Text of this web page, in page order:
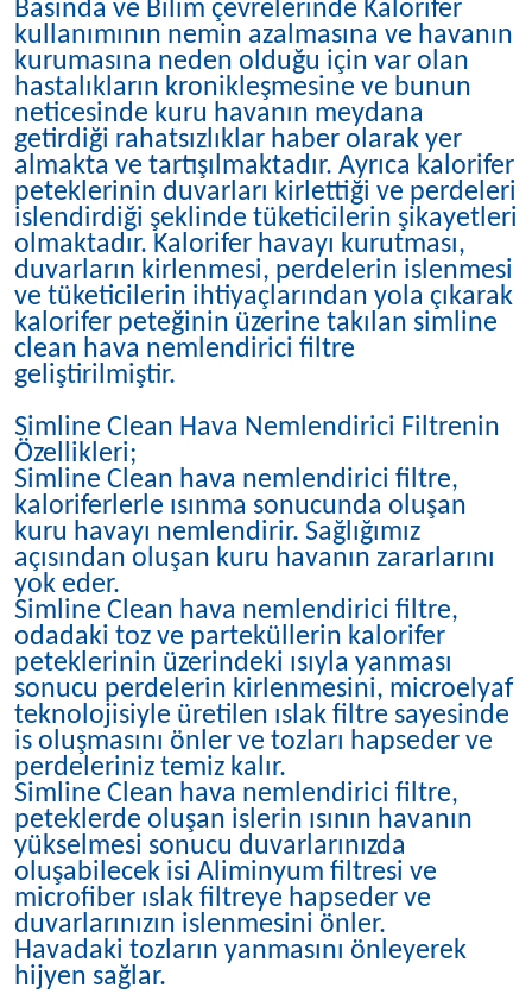
Basında ve Bilim çevrelerinde Kalorifer
kullanımının nemin azalmasına ve havanın
kurumasına neden olduğu için var olan
hastalıkların kronikleşmesine ve bunun
neticesinde kuru havanın meydana
getirdiği rahatsızlıklar haber olarak yer
almakta ve tartışılmaktadır. Ayrıca kalorifer
peteklerinin duvarları kirlettiği ve perdeleri
islendirdiği şeklinde tüketicilerin şikayetleri
olmaktadır. Kalorifer havayı kurutması,
duvarların kirlenmesi, perdelerin islenmesi
ve tüketicilerin ihtiyaçlarından yola çıkarak
kalorifer peteğinin üzerine takılan simline
clean hava nemlendirici filtre
geliştirilmiştir.
Simline Clean Hava Nemlendirici Filtrenin
Özellikleri;
Simline Clean hava nemlendirici filtre,
kaloriferlerle ısınma sonucunda oluşan
kuru havayı nemlendirir. Sağlığımız
açısından oluşan kuru havanın zararlarını
yok eder.
Simline Clean hava nemlendirici filtre,
odadaki toz ve parteküllerin kalorifer
peteklerinin üzerindeki ısıyla yanması
sonucu perdelerin kirlenmesini, microelyaf
teknolojisiyle üretilen ıslak filtre sayesinde
is oluşmasını önler ve tozları hapseder ve
perdeleriniz temiz kalır.
Simline Clean hava nemlendirici filtre,
peteklerde oluşan islerin ısının havanın
yükselmesi sonucu duvarlarınızda
oluşabilecek isi Aliminyum filtresi ve
microfiber ıslak filtreye hapseder ve
duvarlarınızın islenmesini önler.
Havadaki tozların yanmasını önleyerek
hijyen sağlar.